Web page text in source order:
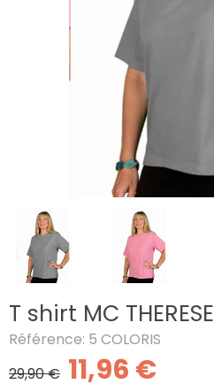
T shirt MC THERESE
Référence: 5 COLORIS
29,90 € 11,96 €